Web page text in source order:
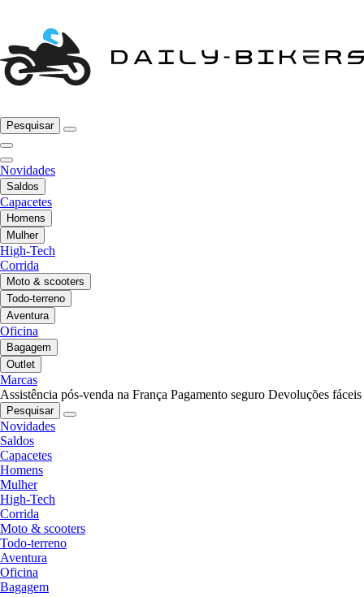
Pesquisar
Novidades
Saldos
Capacetes
Homens
Mulher
High-Tech
Corrida
Moto & scooters
Todo-terreno
Aventura
Oficina
Bagagem
Outlet
Marcas
Assistência pós-venda na França Pagamento seguro Devoluções fáceis
Pesquisar
Novidades
Saldos
Capacetes
Homens
Mulher
High-Tech
Corrida
Moto & scooters
Todo-terreno
Aventura
Oficina
Bagagem